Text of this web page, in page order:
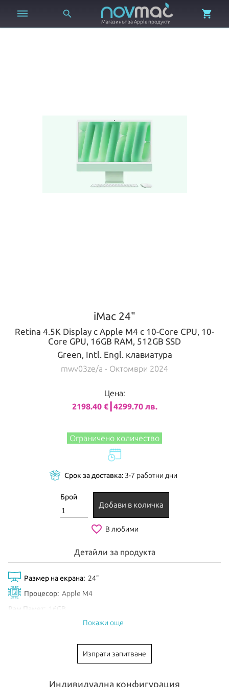
 
Магазинът за Apple продукти

iMac 24"
Retina 4.5K Display с Apple M4 с 10-Core CPU, 10-
Core GPU, 16GB RAM, 512GB SSD
Green, Intl. Engl. клавиатура
mwv03ze/a - Октомври 2024
Цена:
2198.40 €┃4299.70 лв.
Ограничено количество
Срок за доставка:3-7 работни дни
Брой
Добави в количка
favorite_border В любими
Детайли за продукта
Размер на екрана: 24"
Процесор: Apple M4
Рам Памет:
16GB
512GB SSD
International
195949597046
Покажи още
Изпрати запитване
Индивидуална конфигурация